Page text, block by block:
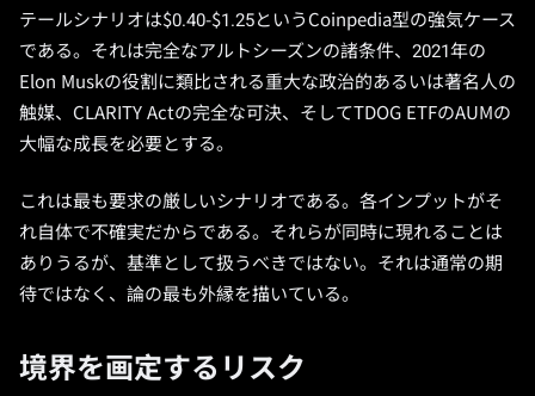
テールシナリオは$0.40-$1.25というCoinpedia型の強気ケース
である。それは完全なアルトシーズンの諸条件、2021年の
Elon Muskの役割に類比される重大な政治的あるいは著名人の
触媒、CLARITY Actの完全な可決、そしてTDOG ETFのAUMの
大幅な成長を必要とする。
これは最も要求の厳しいシナリオである。各インプットがそ
れ自体で不確実だからである。それらが同時に現れることは
ありうるが、基準として扱うべきではない。それは通常の期
待ではなく、論の最も外縁を描いている。
境界を画定するリスク